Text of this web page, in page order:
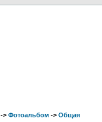
-> Фотоальбом -> Общая